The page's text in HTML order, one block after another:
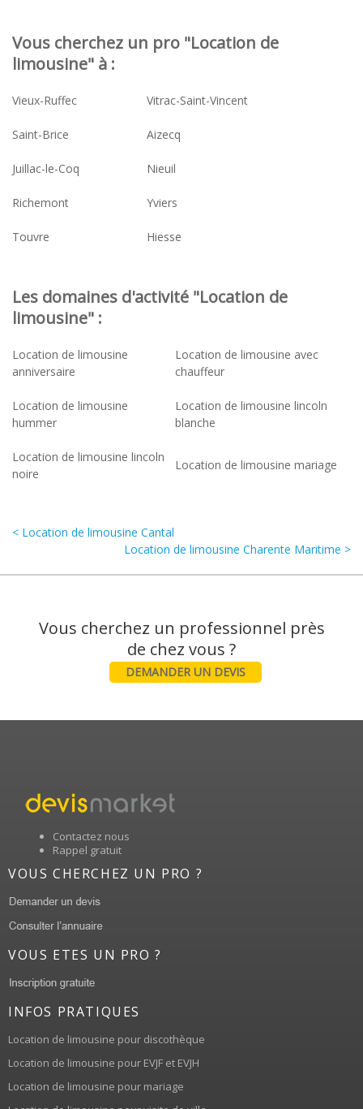
Vous cherchez un pro "Location de
limousine" à :
Vieux-Ruffec Vitrac-Saint-Vincent
Saint-Brice Aizecq
Juillac-le-Coq Nieuil
Richemont Yviers
Touvre Hiesse
Les domaines d'activité "Location de
limousine" :
Location de limousine
anniversaire
Location de limousine avec
chauffeur
Location de limousine
hummer
Location de limousine lincoln
blanche
Location de limousine lincoln
noire
Location de limousine mariage
< Location de limousine Cantal
Location de limousine Charente Maritime >
Vous cherchez un professionnel près
DEMANDER UN DEVIS
Contactez nous
Rappel gratuit
VOUS CHERCHEZ UN PRO ?
VOUS ETES UN PRO ?
INFOS PRATIQUES
Location de limousine pour discothèque
Location de limousine pour EVJF et EVJH
Location de limousine pour mariage